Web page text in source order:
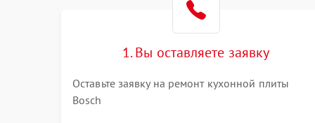
1. Вы оставляете заявку
Оставьте заявку на ремонт кухонной плиты
Bosch